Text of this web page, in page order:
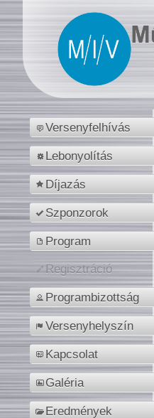
Versenyfelhívás
Lebonyolítás
Díjazás
Szponzorok
Program
Regisztráció
Programbizottság
Versenyhelyszín
Kapcsolat
Galéria
Eredmények